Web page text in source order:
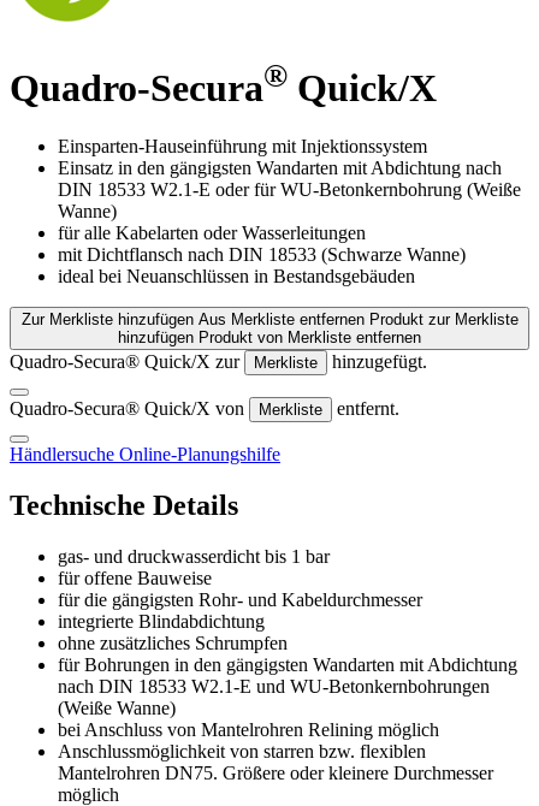
Quadro-Secura® Quick/X
Einsparten-Hauseinführung mit Injektionssystem
Einsatz in den gängigsten Wandarten mit Abdichtung nach
DIN 18533 W2.1-E oder für WU-Betonkernbohrung (Weiße
Wanne)
für alle Kabelarten oder Wasserleitungen
mit Dichtflansch nach DIN 18533 (Schwarze Wanne)
ideal bei Neuanschlüssen in Bestandsgebäuden
Zur Merkliste hinzufügen Aus Merkliste entfernen Produkt zur Merkliste
hinzufügen Produkt von Merkliste entfernen
Quadro-Secura® Quick/X zur Merkliste hinzugefügt.
Quadro-Secura® Quick/X von Merkliste entfernt.
Händlersuche Online-Planungshilfe
Technische Details
gas- und druckwasserdicht bis 1 bar
für offene Bauweise
für die gängigsten Rohr- und Kabeldurchmesser
integrierte Blindabdichtung
ohne zusätzliches Schrumpfen
für Bohrungen in den gängigsten Wandarten mit Abdichtung
nach DIN 18533 W2.1-E und WU-Betonkernbohrungen
(Weiße Wanne)
bei Anschluss von Mantelrohren Relining möglich
Anschlussmöglichkeit von starren bzw. flexiblen
Mantelrohren DN75. Größere oder kleinere Durchmesser
möglich